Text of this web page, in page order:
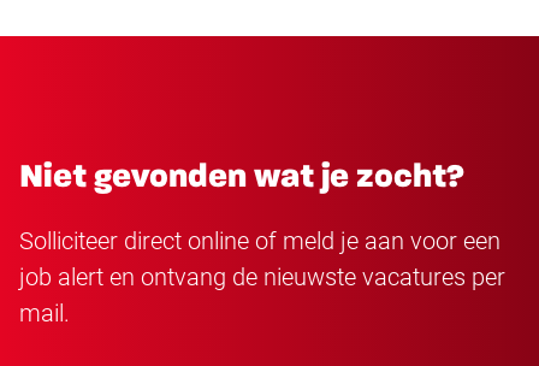
Niet gevonden wat je zocht?
Solliciteer direct online of meld je aan voor een
job alert en ontvang de nieuwste vacatures per
mail.